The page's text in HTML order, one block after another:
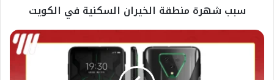
سبب شهرة منطقة الخيران السكنية في الكويت